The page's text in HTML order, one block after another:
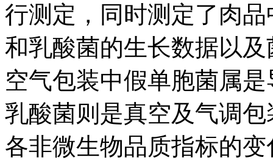
行测定，同时测定了肉
和乳酸菌的生长数据以
空气包装中假单胞菌属
乳酸菌则是真空及气调
各非微生物品质指标的